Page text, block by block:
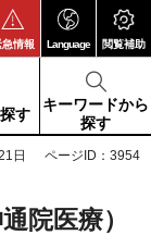
急情報 Language 閲覧補助
す
キーワードから
探す
日 ページID：3954
院医療）